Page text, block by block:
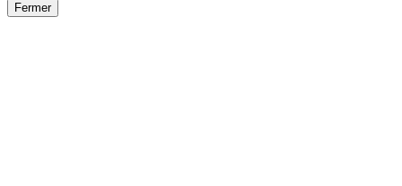
Fermer